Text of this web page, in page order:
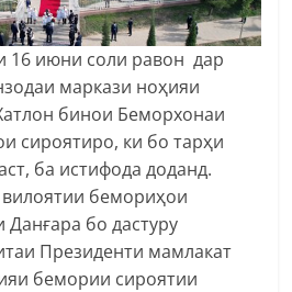
16 июни соли равон дар
маркази ноҳияи
бинои Беморхонаи
сироятиро, ки бо тарҳи
ба истифода доданд.
бемориҳои
бо дастуру
Президенти мамлакат
бемории сироятии